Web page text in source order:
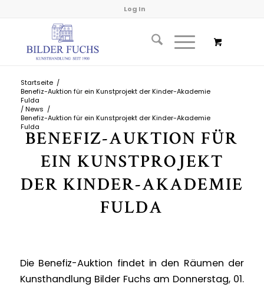
Log In
Startseite /
Benefiz-Auktion für ein Kunstprojekt der Kinder-Akademie
Fulda
/ News /
Benefiz-Auktion für ein Kunstprojekt der Kinder-Akademie
Fulda
BENEFIZ-AUKTION FÜR
EIN KUNSTPROJEKT
DER KINDER-AKADEMIE
FULDA
Die Benefiz-Auktion findet in den Räumen der
Kunsthandlung Bilder Fuchs am Donnerstag, 01.